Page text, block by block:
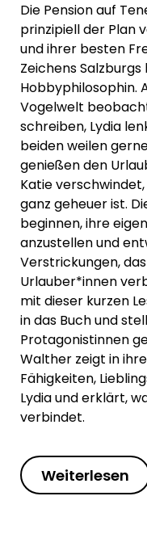
Die Pension auf
prinzipiell der Plan
und ihrer besten
Zeichens
Hobbyphilosophin.
Vogelwelt
schreiben, Lydia
beiden weilen
genießen den
Katie
ganz geheuer ist.
beginnen, ihre
anzustellen und
Verstrickungen,
Urlauber*innen
mit dieser kurzen
in das Buch und
Protagonistinnen
Walther zeigt in
Fähigkeiten,
Lydia und erklärt,
verbindet.
Weiterlesen